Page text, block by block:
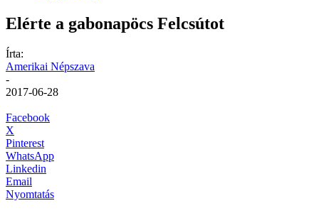
Elérte a gabonapöcs Felcsútot
Írta:
Amerikai Népszava
-
2017-06-28
Facebook
X
Pinterest
WhatsApp
Linkedin
Email
Nyomtatás